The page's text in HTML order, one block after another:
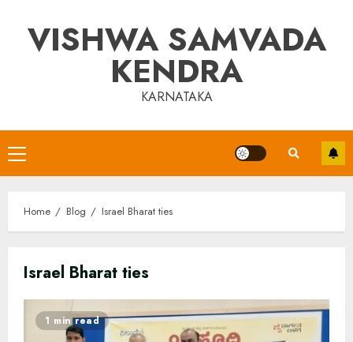
contentVISHWA SAMVADA
KENDRA
KARNATAKA
Primary
Menu
Home Blog Israel Bharat ties
Israel Bharat ties
1 min read